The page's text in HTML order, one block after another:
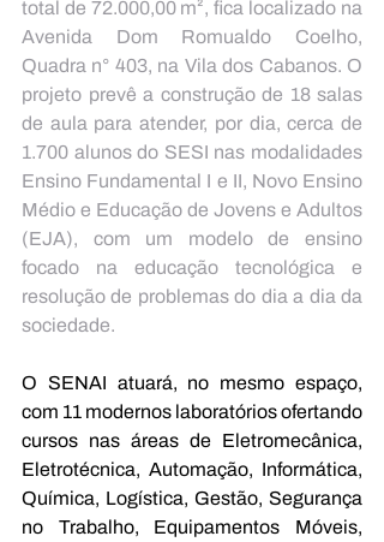
total de 72.000,00 m², fica localizado na
Avenida Dom Romualdo Coelho,
Quadra n° 403, na Vila dos Cabanos. O
projeto prevê a construção de 18 salas
de aula para atender, por dia, cerca de
1.700 alunos do SESI nas modalidades
Ensino Fundamental I e II, Novo Ensino
Médio e Educação de Jovens e Adultos
(EJA), com um modelo de ensino
focado na educação tecnológica e
resolução de problemas do dia a dia da
sociedade.
O SENAI atuará, no mesmo espaço,
com 11 modernos laboratórios ofertando
cursos nas áreas de Eletromecânica,
Eletrotécnica, Automação, Informática,
Química, Logística, Gestão, Segurança
no Trabalho, Equipamentos Móveis,